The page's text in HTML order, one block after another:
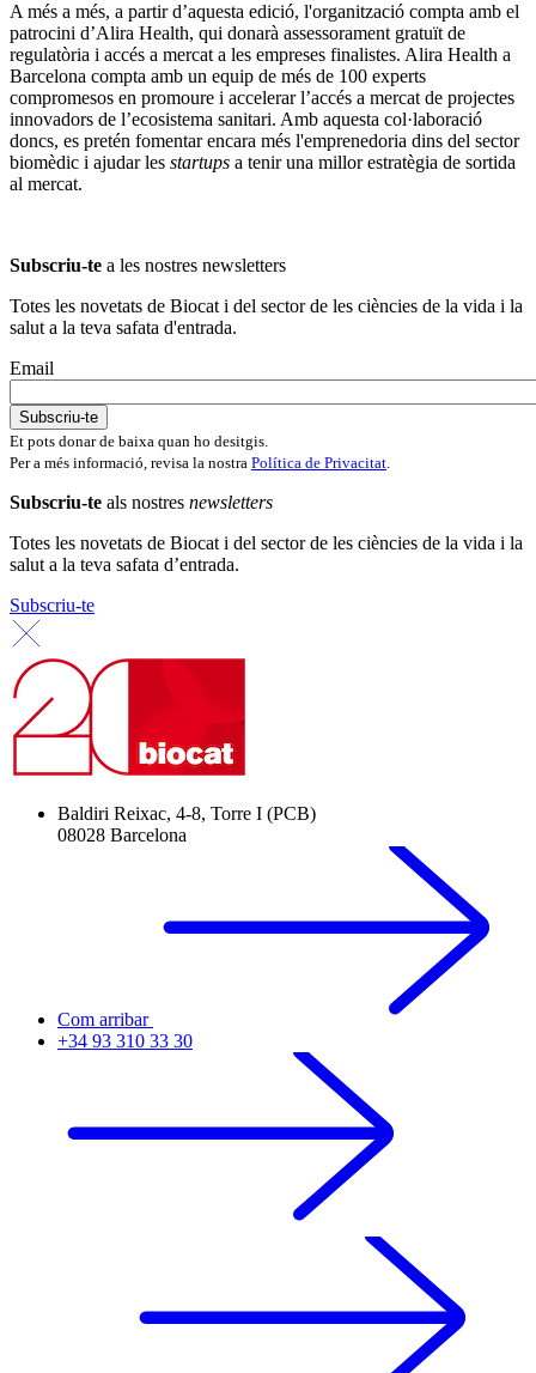
A més a més, a partir d’aquesta edició, l'organització compta amb el
patrocini d’Alira Health, qui donarà assessorament gratuït de
regulatòria i accés a mercat a les empreses finalistes. Alira Health a
Barcelona compta amb un equip de més de 100 experts
compromesos en promoure i accelerar l’accés a mercat de projectes
innovadors de l’ecosistema sanitari. Amb aquesta col·laboració
doncs, es pretén fomentar encara més l'emprenedoria dins del sector
biomèdic i ajudar les startups a tenir una millor estratègia de sortida
al mercat.
Subscriu-te a les nostres newsletters
Totes les novetats de Biocat i del sector de les ciències de la vida i la
salut a la teva safata d'entrada.
Email
Et pots donar de baixa quan ho desitgis.
Per a més informació, revisa la nostra Política de Privacitat.
Subscriu-te als nostres newsletters
Totes les novetats de Biocat i del sector de les ciències de la vida i la
salut a la teva safata d’entrada.
Subscriu-te
Baldiri Reixac, 4-8, Torre I (PCB)
08028 Barcelona
Com arribar
+34 93 310 33 30